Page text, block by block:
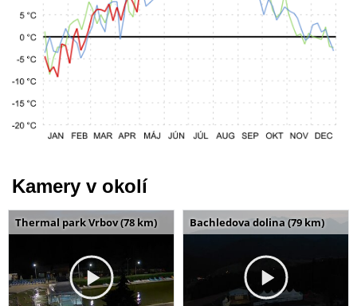
Kamery v okolí
Thermal park Vrbov (78 km) Bachledova dolina (79 km)